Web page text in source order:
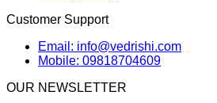
Customer Support
Email: info@vedrishi.com
Mobile: 09818704609
OUR NEWSLETTER